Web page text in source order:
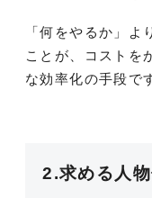
「何をやるか」
ことが、コストを
な効率化の手段で
2.求める人